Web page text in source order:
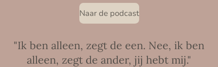
Naar de podcast
"Ik ben alleen, zegt de een. Nee, ik ben
alleen, zegt de ander, jij hebt mij."